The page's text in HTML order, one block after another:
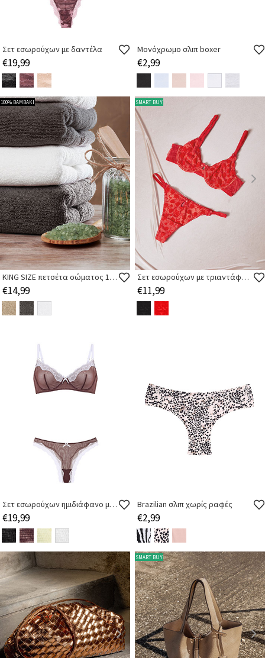
Σετ εσωρούχων με δαντέλα
€19,99
Μονόχρωμο σλιπ boxer
€2,99
100% ΒΑΜΒΑΚΙ
KING SIZE πετσέτα σώματος 100x180εκ 600gr/m2 βαμβακερή
€14,99
SMART BUY
Σετ εσωρούχων με τριαντάφυλλα
€11,99
Σετ εσωρούχων ημιδιάφανο με δαντέλα
€19,99
Brazilian σλιπ χωρίς ραφές
€2,99
SMART BUY